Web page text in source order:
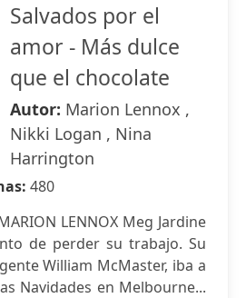
Salvados por el
amor - Más dulce
que el chocolate
Autor: Marion Lennox ,
Nikki Logan , Nina
Harrington
480
LENNOX Meg Jardine
de perder su trabajo. Su
William McMaster, iba a
Navidades en Melbourne...